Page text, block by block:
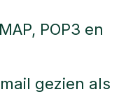
POP3 en
gezien als